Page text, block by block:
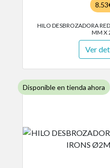
HILO DESBROZADORA
MM X
Ver
Disponible en tienda ahora